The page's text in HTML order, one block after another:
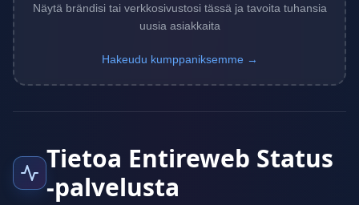
Näytä brändisi tai verkkosivustosi tässä ja tavoita tuhansia
uusia asiakkaita
Hakeudu kumppaniksemme →
Tietoa Entireweb Status
-palvelusta